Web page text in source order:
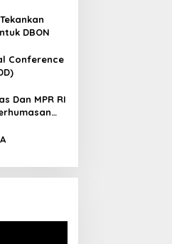
DBON
Conference
Dan MPR RI